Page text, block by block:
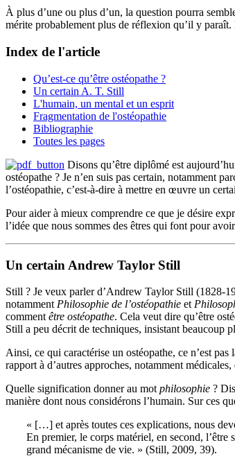
À plus d’une ou plus d’un, la question pourra
mérite probablement plus de réflexion qu’il y
Index de l'article
Qu’est-ce qu’être ostéopathe ?
Un certain A. T. Still
L'humain, un mental et un esprit
Fragmentation de l'ostéopathie
Bibliographie
Toutes les pages
Disons qu’être diplômé est
ostéopathe ? Je n’en suis pas certain, notamment
l’ostéopathie, c’est-à-dire à mettre en œuvre un
Pour aider à mieux comprendre ce que je désire
l’idée que nous sommes des êtres qui font pour
Un certain Andrew Taylor Still
Still ? Je veux parler d’Andrew Taylor Still (1828-
notamment Philosophie de l’ostéopathie et
comment être ostéopathe. Cela veut dire qu’être
Still a peu décrit de techniques, insistant beaucoup
Ainsi, ce qui caractérise un ostéopathe, ce n’est
rapport à d’autres approches, notamment
Quelle signification donner au mot philosophie ?
manière dont nous considérons l’humain. Sur ces
« […] et après toutes ces explications, nous
En premier, le corps matériel, en second,
grand mécanisme de vie. » (Still, 2009, 39).